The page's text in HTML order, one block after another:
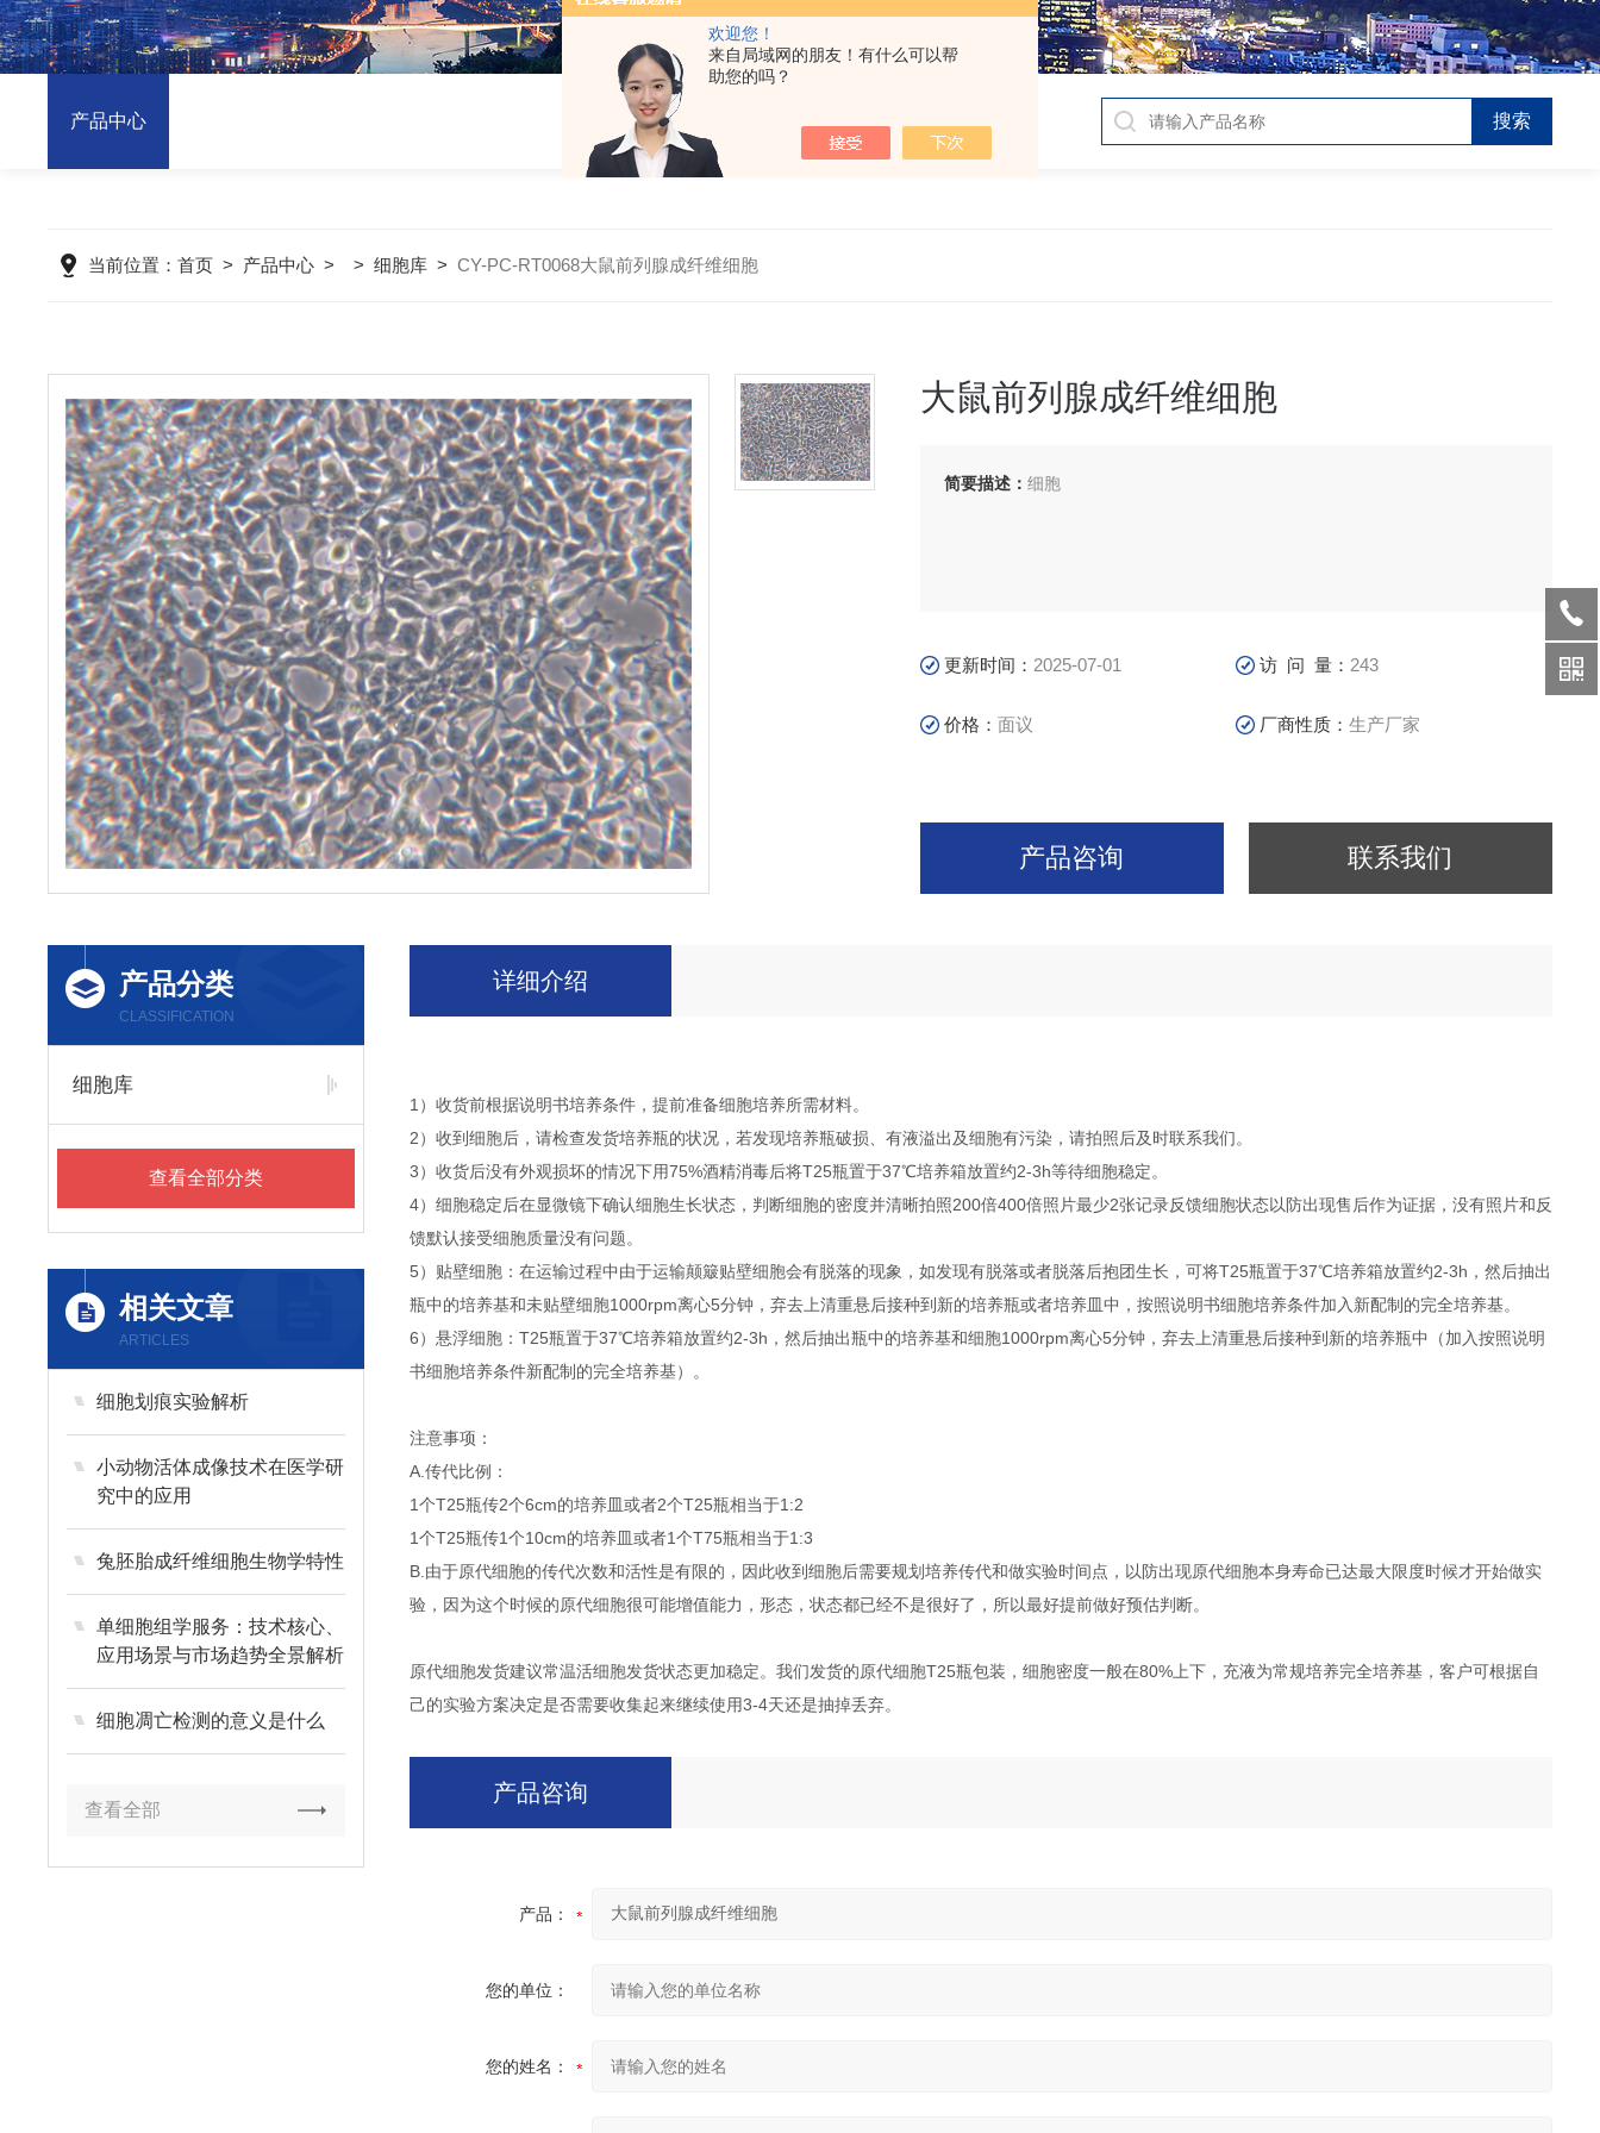
欢迎您！
来自局域网的朋友！有什么可以帮
助您的吗？
产品中心
当前位置：首页 > 产品中心 > >细胞库 >CY-PC-RT0068大鼠前列腺成纤维细胞
大鼠前列腺成纤维细胞
简要描述：细胞
更新时间： 2025-07-01 访 问 量： 243
价格：面议 厂商性质：生产厂家
产品咨询 联系我们
产品分类
CLASSIFICATION
细胞库
查看全部分类
相关文章
ARTICLES
细胞划痕实验解析
小动物活体成像技术在医学研
究中的应用
兔胚胎成纤维细胞生物学特性
单细胞组学服务：技术核心、
应用场景与市场趋势全景解析
细胞凋亡检测的意义是什么
查看全部
详细介绍
1）收货前根据说明书培养条件，提前准备细胞培养所需材料。
2）收到细胞后，请检查发货培养瓶的状况，若发现培养瓶破损、有液溢出及细胞有污染，请拍照后及时联系我们。
3）收货后没有外观损坏的情况下用75%酒精消毒后将T25瓶置于37℃培养箱放置约2-3h等待细胞稳定。
4）细胞稳定后在显微镜下确认细胞生长状态，判断细胞的密度并清晰拍照200倍400倍照片最少2张记录反馈细胞状态以防出现售后作为证据，没有照片和反
馈默认接受细胞质量没有问题。
5）贴壁细胞：在运输过程中由于运输颠簸贴壁细胞会有脱落的现象，如发现有脱落或者脱落后抱团生长，可将T25瓶置于37℃培养箱放置约2-3h，然后抽出
瓶中的培养基和未贴壁细胞1000rpm离心5分钟，弃去上清重悬后接种到新的培养瓶或者培养皿中，按照说明书细胞培养条件加入新配制的完全培养基。
6）悬浮细胞：T25瓶置于37℃培养箱放置约2-3h，然后抽出瓶中的培养基和细胞1000rpm离心5分钟，弃去上清重悬后接种到新的培养瓶中（加入按照说明
书细胞培养条件新配制的完全培养基）。
注意事项：
A.传代比例：
1个T25瓶传2个6cm的培养皿或者2个T25瓶相当于1:2
1个T25瓶传1个10cm的培养皿或者1个T75瓶相当于1:3
B.由于原代细胞的传代次数和活性是有限的，因此收到细胞后需要规划培养传代和做实验时间点，以防出现原代细胞本身寿命已达最大限度时候才开始做实
验，因为这个时候的原代细胞很可能增值能力，形态，状态都已经不是很好了，所以最好提前做好预估判断。
原代细胞发货建议常温活细胞发货状态更加稳定。我们发货的原代细胞T25瓶包装，细胞密度一般在80%上下，充液为常规培养完全培养基，客户可根据自
己的实验方案决定是否需要收集起来继续使用3-4天还是抽掉丢弃。
产品咨询
产品：
您的单位：
您的姓名：